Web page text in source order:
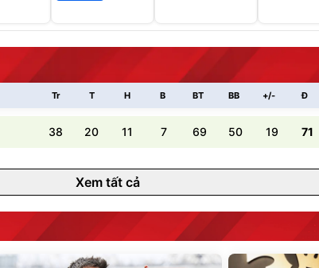
Tr T H B BT BB +/- Đ
38 20 11 7 69 50 19 71
Xem tất cả